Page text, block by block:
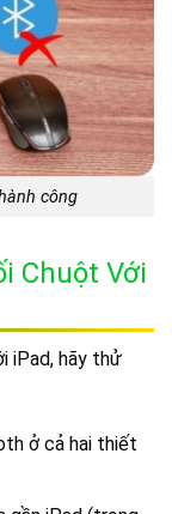
công
Chuột Với
iPad, hãy thử
ở cả hai thiết